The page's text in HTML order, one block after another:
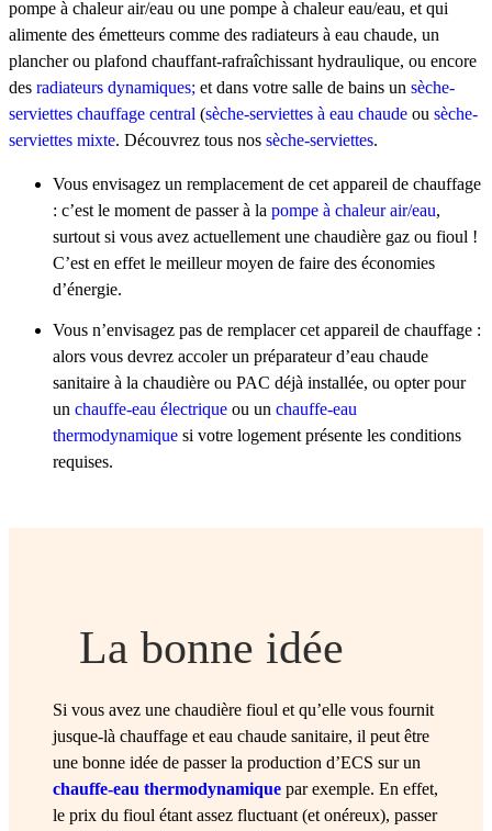
pompe à chaleur air/eau ou une pompe à chaleur eau/eau, et qui
alimente des émetteurs comme des radiateurs à eau chaude, un
plancher ou plafond chauffant-rafraîchissant hydraulique, ou encore
des radiateurs dynamiques; et dans votre salle de bains un sèche-
serviettes chauffage central (sèche-serviettes à eau chaude ou sèche-
serviettes mixte. Découvrez tous nos sèche-serviettes.
Vous envisagez un remplacement de cet appareil de chauffage
: c’est le moment de passer à la pompe à chaleur air/eau,
surtout si vous avez actuellement une chaudière gaz ou fioul !
C’est en effet le meilleur moyen de faire des économies
d’énergie.
Vous n’envisagez pas de remplacer cet appareil de chauffage :
alors vous devrez accoler un préparateur d’eau chaude
sanitaire à la chaudière ou PAC déjà installée, ou opter pour
un chauffe-eau électrique ou un chauffe-eau
thermodynamique si votre logement présente les conditions
requises.
La bonne idée
Si vous avez une chaudière fioul et qu’elle vous fournit
jusque-là chauffage et eau chaude sanitaire, il peut être
une bonne idée de passer la production d’ECS sur un
chauffe-eau thermodynamique par exemple. En effet,
le prix du fioul étant assez fluctuant (et onéreux), passer